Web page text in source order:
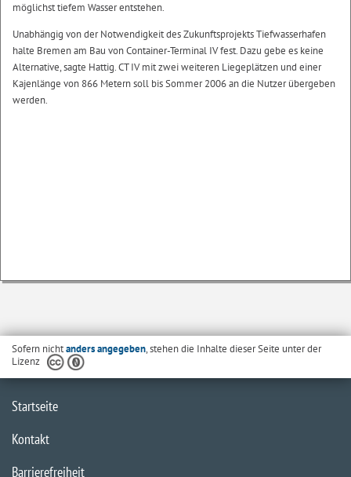
möglichst tiefem Wasser entstehen.
Unabhängig von der Notwendigkeit des Zukunftsprojekts Tiefwasserhafen
halte Bremen am Bau von Container-Terminal IV fest. Dazu gebe es keine
Alternative, sagte Hattig. CT IV mit zwei weiteren Liegeplätzen und einer
Kajenlänge von 866 Metern soll bis Sommer 2006 an die Nutzer übergeben
werden.
Sofern nichtanders angegeben, stehen die Inhalte dieser Seite unter der
Lizenz
Startseite
Kontakt
Barrierefreiheit